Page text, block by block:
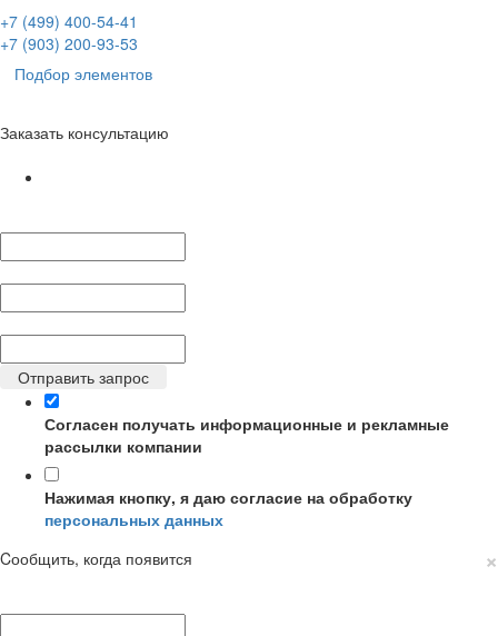
+7 (499) 400-54-41
+7 (903) 200-93-53
Подбор элементов
Заказать консультацию
Отправить запрос
Согласен получать информационные и рекламные
рассылки компании
Нажимая кнопку, я даю согласие на обработку
персональных данных
×
Cообщить, когда появится